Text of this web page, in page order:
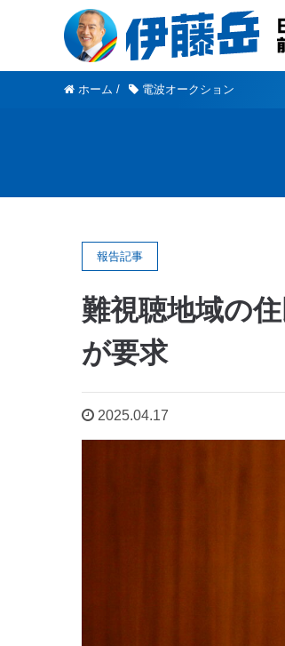
ホーム / 電波オークション
報告記事
難視聴地域の
が要求
2025.04.17